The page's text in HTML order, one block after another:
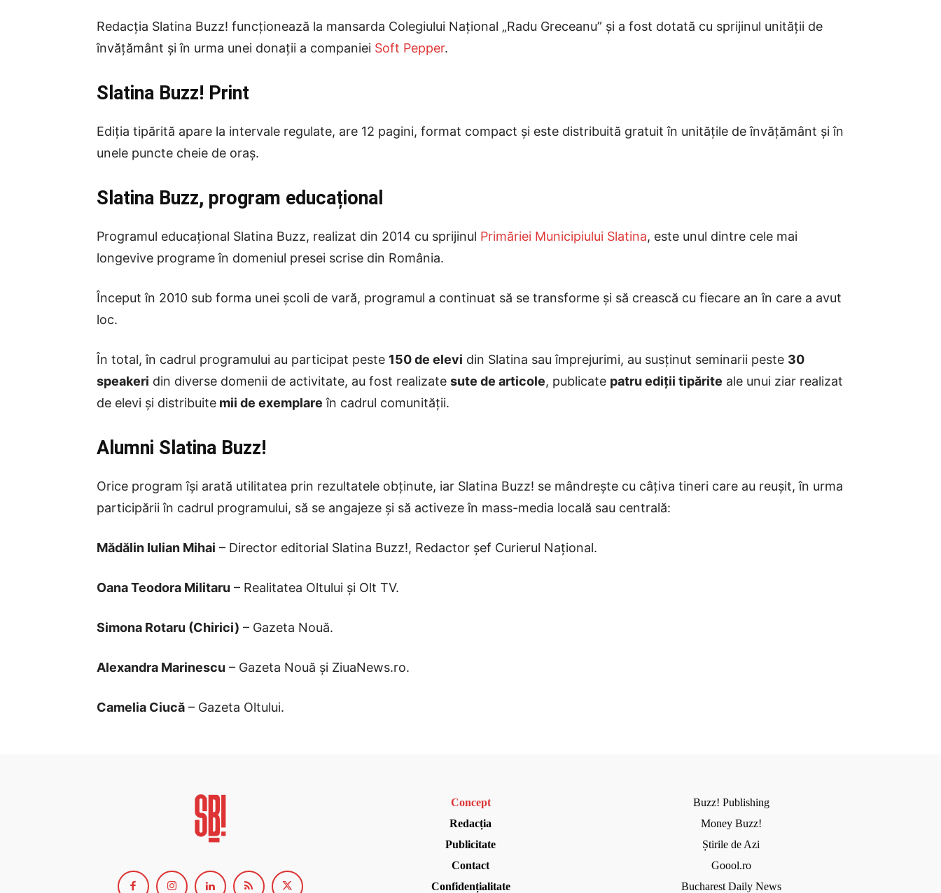
Redacția Slatina Buzz! funcționează la mansarda Colegiului Național „Radu Greceanu” și a fost dotată cu sprijinul unității de
învățământ și în urma unei donații a companiei Soft Pepper.
Slatina Buzz! Print
Ediția tipărită apare la intervale regulate, are 12 pagini, format compact și este distribuită gratuit în unitățile de învățământ și în
unele puncte cheie de oraș.
Slatina Buzz, program educațional
Programul educațional Slatina Buzz, realizat din 2014 cu sprijinul Primăriei Municipiului Slatina, este unul dintre cele mai
longevive programe în domeniul presei scrise din România.
Început în 2010 sub forma unei școli de vară, programul a continuat să se transforme și să crească cu fiecare an în care a avut
loc.
În total, în cadrul programului au participat peste 150 de elevi din Slatina sau împrejurimi, au susținut seminarii peste 30
speakeri din diverse domenii de activitate, au fost realizate sute de articole, publicate patru ediții tipărite ale unui ziar realizat
de elevi și distribuite mii de exemplare în cadrul comunității.
Alumni Slatina Buzz!
Orice program își arată utilitatea prin rezultatele obținute, iar Slatina Buzz! se mândrește cu câțiva tineri care au reușit, în urma
participării în cadrul programului, să se angajeze și să activeze în mass-media locală sau centrală:
Mădălin Iulian Mihai – Director editorial Slatina Buzz!, Redactor șef Curierul Național.
Oana Teodora Militaru – Realitatea Oltului și Olt TV.
Simona Rotaru (Chirici) – Gazeta Nouă.
Alexandra Marinescu – Gazeta Nouă și ZiuaNews.ro.
Camelia Ciucă – Gazeta Oltului.
Concept
Redacția
Publicitate
Contact
Confidențialitate
Buzz! Publishing
Money Buzz!
Știrile de Azi
Goool.ro
Bucharest Daily News